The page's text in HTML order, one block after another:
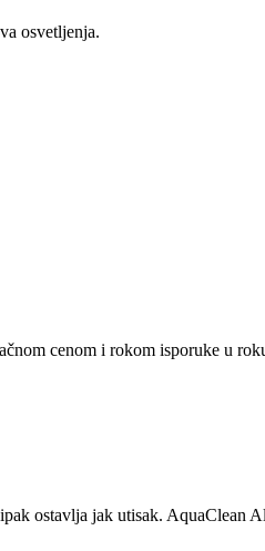
osvetljenja.
cenom i rokom isporuke u
ostavlja jak utisak.